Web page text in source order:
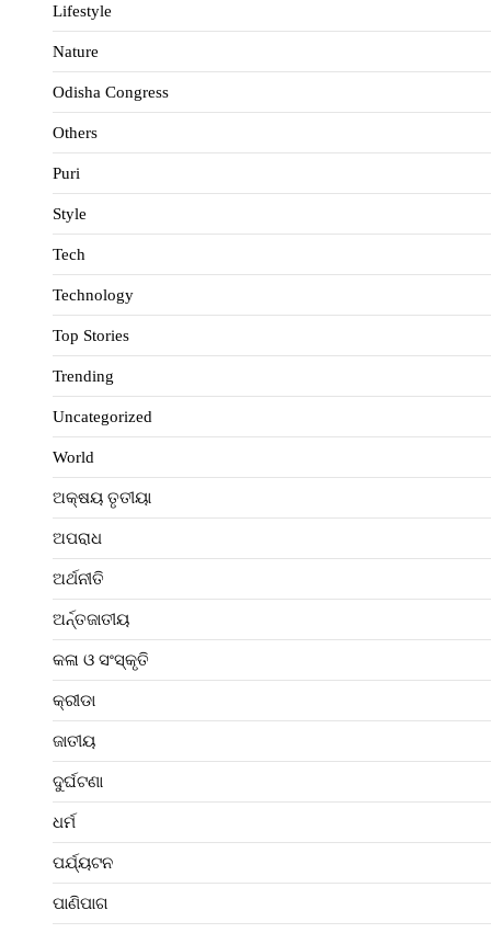
Lifestyle
Nature
Odisha Congress
Others
Puri
Style
Tech
Technology
Top Stories
Trending
Uncategorized
World
ଅକ୍ଷୟ ତୃତୀୟା
ଅପରାଧ
ଅର୍ଥନୀତି
ଅର୍ନ୍ତଜାତୀୟ
କଳା ଓ ସଂସ୍କୃତି
କ୍ରୀଡା
ଜାତୀୟ
ଦୁର୍ଘଟଣା
ଧର୍ମ
ପର୍ଯ୍ୟଟନ
ପାଣିପାଗ